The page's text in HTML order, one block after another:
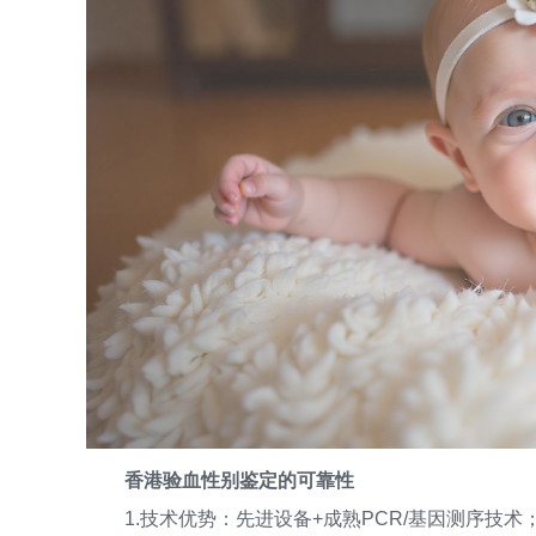
香港验血性别鉴定的可靠性
1.技术优势：先进设备+成熟PCR/基因测序技术